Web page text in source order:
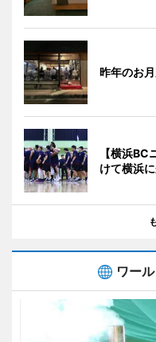
昨年のお
【横浜
けて横浜
ワー